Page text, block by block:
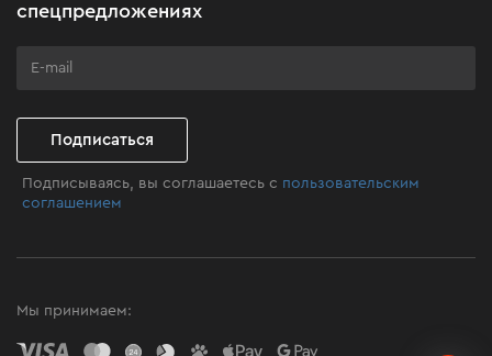
Клуб мастерства
спецпредложениях
Подписаться
Подписываясь, вы соглашаетесь с пользовательским
соглашением
Мы принимаем: